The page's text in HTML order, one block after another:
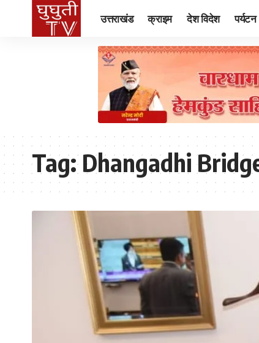
उत्तराखंड क्राइम देश विदेश पर्यटन
Tag:Dhangadhi